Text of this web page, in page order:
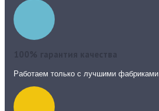
Работаем только с лучшими фабриками